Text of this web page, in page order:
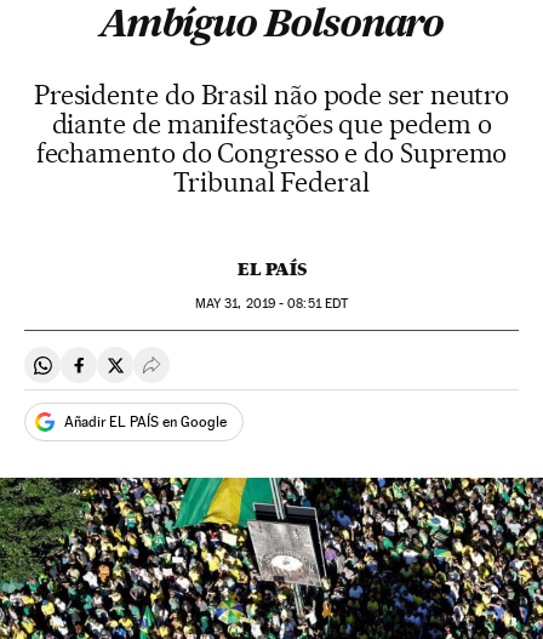
Ambíguo Bolsonaro
Presidente do Brasil não pode ser neutro
diante de manifestações que pedem o
fechamento do Congresso e do Supremo
Tribunal Federal
EL PAÍS
MAY31, 2019 - 08:51EDT
Compartir en Whatsapp
Compartir en Facebook
Compartir en Twitter
Desplegar Redes Sociales
Añadir EL PAÍS en Google